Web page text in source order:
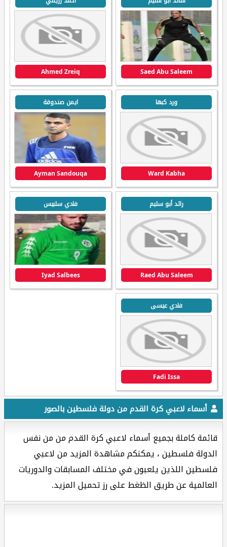
Saed Abu Saleem
Ahmed Zreiq
ورد كبها
Ward Kabha
ايمن صندوقة
Ayman Sandouqa
رائد أبو سليم
Raed Abu Saleem
فادي سلبيس
Iyad Salbees
فادي عيسى
Fadi Issa
أسماء لاعبي كرة القدم من دولة فلسطين بالصور
قائمة كاملة بجميع أسماء لاعبي كرة القدم من من نفس
الدولة فلسطين ، يمكنكم مشاهدة المزيد من لاعبي
فلسطين اللذين يلعبون في مختلف المسابقات والدوريات
العالمية عن طريق الظغط على رز تحميل المزيد.